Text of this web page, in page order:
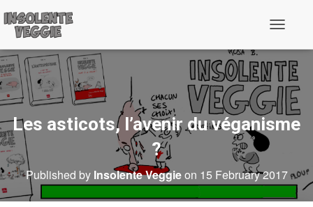
g
g
l
e
N
a
v
t
i
o
Les asticots, l’avenir du véganisme
?
Published by Insolente Veggieon 15 February 2017